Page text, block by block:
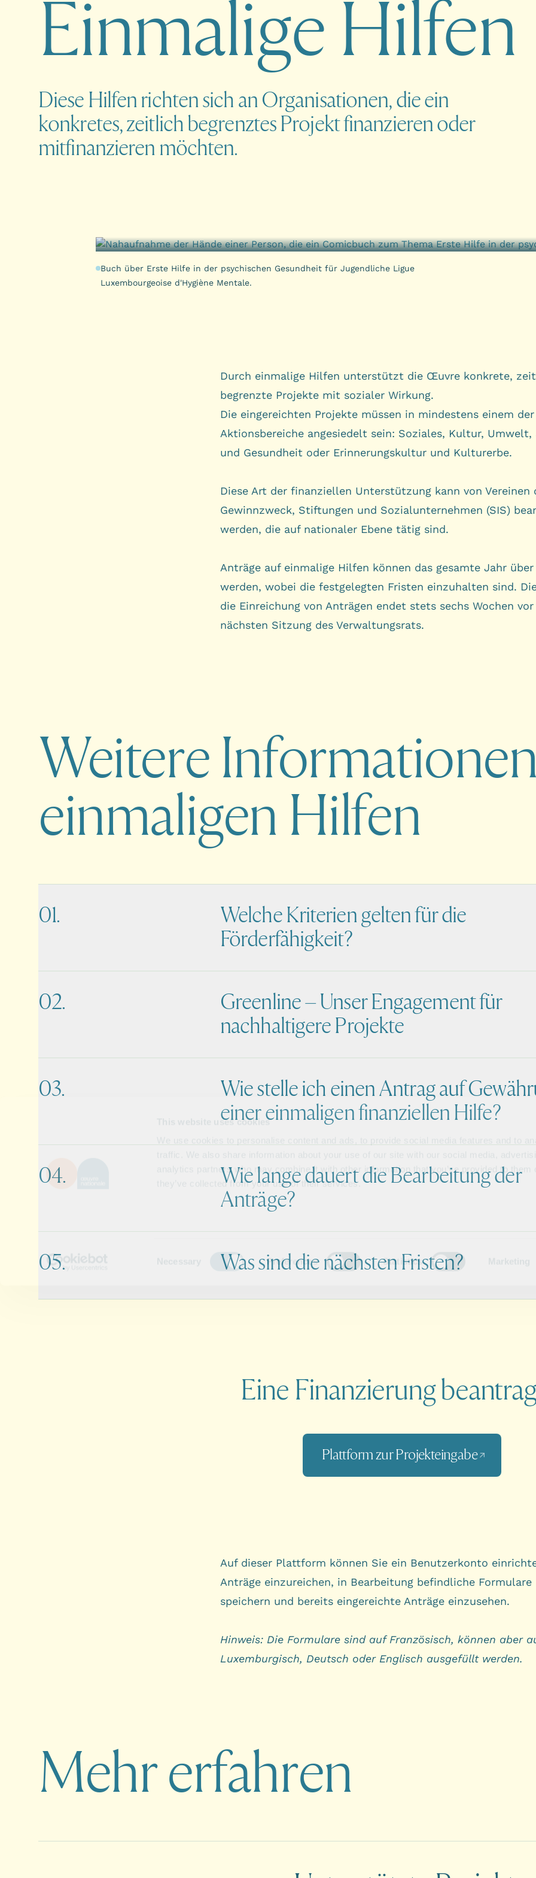
Einmalige Hilfen
Diese Hilfen richten sich an Organisationen, die ein
konkretes, zeitlich begrenztes Projekt finanzieren oder
mitfinanzieren möchten.
Buch über Erste Hilfe in der psychischen Gesundheit für Jugendliche Ligue
Luxembourgeoise d'Hygiène Mentale.
Durch einmalige Hilfen unterstützt die Œuvre konkrete,
begrenzte Projekte mit sozialer Wirkung.
Die eingereichten Projekte müssen in mindestens einem
Aktionsbereiche angesiedelt sein: Soziales, Kultur, Umwelt,
und Gesundheit oder Erinnerungskultur und Kulturerbe.
Diese Art der finanziellen Unterstützung kann von Vereinen
Gewinnzweck, Stiftungen und Sozialunternehmen (SIS)
werden, die auf nationaler Ebene tätig sind.
Anträge auf einmalige Hilfen können das gesamte Jahr
werden, wobei die festgelegten Fristen einzuhalten sind.
die Einreichung von Anträgen endet stets sechs Wochen
nächsten Sitzung des Verwaltungsrats.
Weitere
einmaligen Hilfen
Welche Kriterien gelten für die
Förderfähigkeit?
Greenline – Unser Engagement für
nachhaltigere Projekte
Wie stelle ich einen Antrag auf
einer einmaligen finanziellen Hilfe?
Wie lange dauert die Bearbeitung der
Anträge?
Was sind die nächsten Fristen?
Eine Finanzierung
Plattform zur Projekteingabe
Auf dieser Plattform können Sie ein Benutzerkonto
Anträge einzureichen, in Bearbeitung befindliche Formulare
speichern und bereits eingereichte Anträge einzusehen.
Hinweis: Die Formulare sind auf Französisch, können aber
Luxemburgisch, Deutsch oder Englisch ausgefüllt werden.
Mehr erfahren